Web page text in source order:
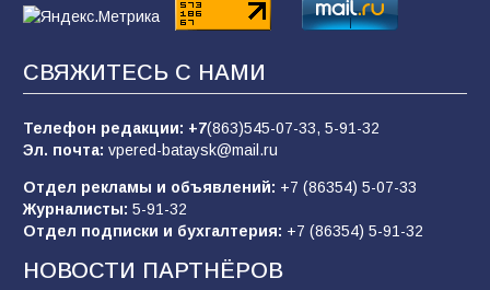
пропагандистский вброс
«Слухами Москву не возьмёшь»: почему
заявления Киева о мобилизации — это
отчаяние, а не разведка
02.08.2026
СВЯЖИТЕСЬ С НАМИ
Телефон редакции: +7(863)545-07-33, 5-91-32
Эл. почта: vpered-bataysk@mail.ru
Отдел рекламы и объявлений: +7 (86354) 5-07-33
Журналисты: 5-91-32
Отдел подписки и бухгалтерия: +7 (86354) 5-91-32
НОВОСТИ ПАРТНЁРОВ